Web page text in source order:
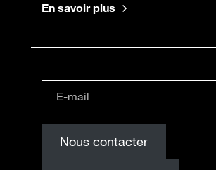
En savoir plus
Nous contacter